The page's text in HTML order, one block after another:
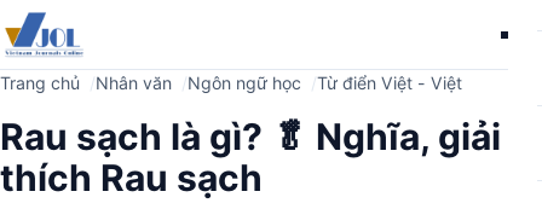
Trang chủ Nhân văn Ngôn ngữ học Từ điển Việt - Việt
Rau sạch là gì? 🥬 Nghĩa, giải
thích Rau sạch